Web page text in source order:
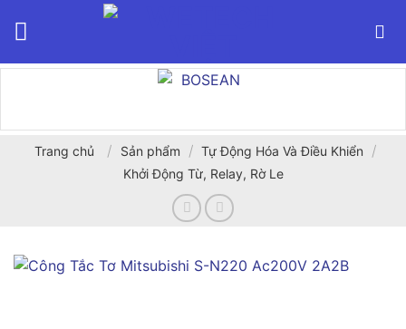
Trang chủ / Sản phẩm / Tự Động Hóa Và Điều Khiển /
Khởi Động Từ, Relay, Rờ Le